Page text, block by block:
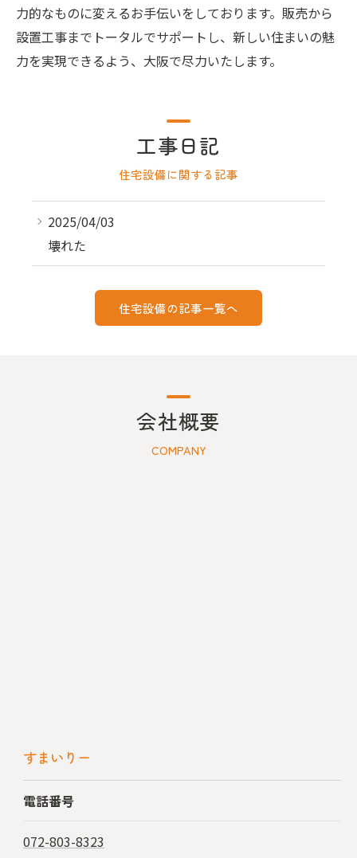
力的なものに変えるお手伝いをしております。販売から
設置工事までトータルでサポートし、新しい住まいの魅
力を実現できるよう、大阪で尽力いたします。
工事日記
住宅設備に関する記事
2025/04/03
壊れた
住宅設備の記事一覧へ
会社概要
COMPANY
すまいりー
電話番号
072-803-8323